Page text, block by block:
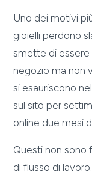
Uno dei motivi
gioielli perdono
smette di essere
negozio ma non
si esauriscono
sul sito per
online due mesi
Questi non sono
di flusso di